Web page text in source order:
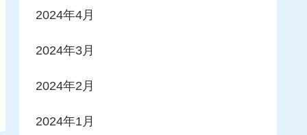
2024年4月
2024年3月
2024年2月
2024年1月